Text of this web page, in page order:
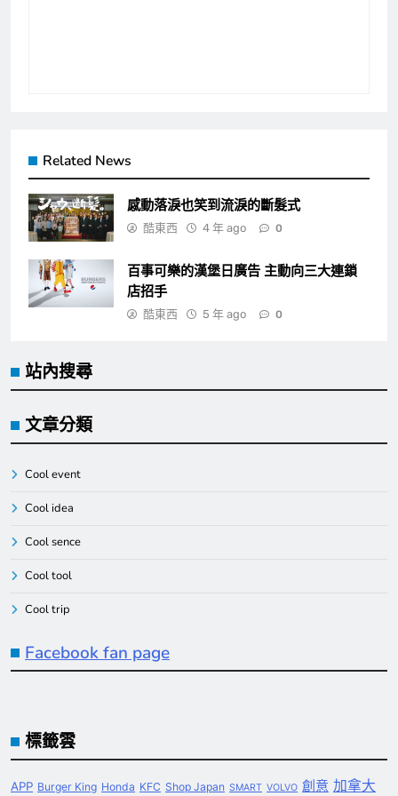
Related News
感動落淚也笑到流淚的斷髮式
酷東西 4 年 ago 0
百事可樂的漢堡日廣告 主動向三大連鎖
店招手
酷東西 5 年 ago 0
站內搜尋
文章分類
Cool event
Cool idea
Cool sence
Cool tool
Cool trip
Facebook fan page
標籤雲
APP Burger King Honda KFC Shop Japan SMART VOLVO 創意 加拿大